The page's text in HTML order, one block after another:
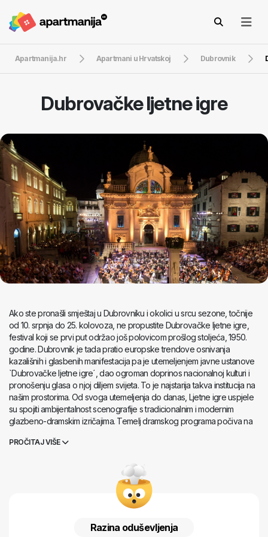
Apartmanija.hr Apartmani u Hrvatskoj Dubrovnik
Dubrovačke ljetne igre
Ako ste pronašli smještaj u Dubrovniku i okolici u srcu sezone, točnije
od 10. srpnja do 25. kolovoza, ne propustite Dubrovačke ljetne igre,
festival koji se prvi put održao još polovicom prošlog stoljeća, 1950.
godine. Dubrovnik je tada pratio europske trendove osnivanja
kazališnih i glasbenih manifestacija pa je utemeljenjem javne ustanove
`Dubrovačke ljetne igre´, dao ogroman doprinos nacionalnoj kulturi i
pronošenju glasa o njoj diljem svijeta. To je najstarija takva institucija na
našim prostorima. Od svoga utemeljenja do danas, Ljetne igre uspjele
su spojiti ambijentalnost scenografije s tradicionalnim i modernim
glazbeno-dramskim izričajima. Temelj dramskog programa počiva na
Vojnovića i drugih, a danas su čuvene izvedbe na čarobnim mjestima
u gradskoj luci, Goetheove Ifigenije u parku Gradac ili Vojnovićeve
Dubrovačke triologije koja pripovijeda o padu Dubrovačke republike
na autentičnim mjestima Kneževog dvora, gruškog ljetnikovca i palače
Sponza. Predstave su igrali i postavljali domaći eminentni umjetnici
Dubrovačkim ljetnim igrama ekskluzivnost i svjetsku slavu. Osim
PROČITAJ VIŠE
Razina oduševljenja